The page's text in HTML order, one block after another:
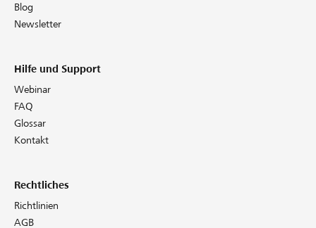
Blog
Newsletter
Hilfe und Support
Webinar
FAQ
Glossar
Kontakt
Rechtliches
Richtlinien
AGB